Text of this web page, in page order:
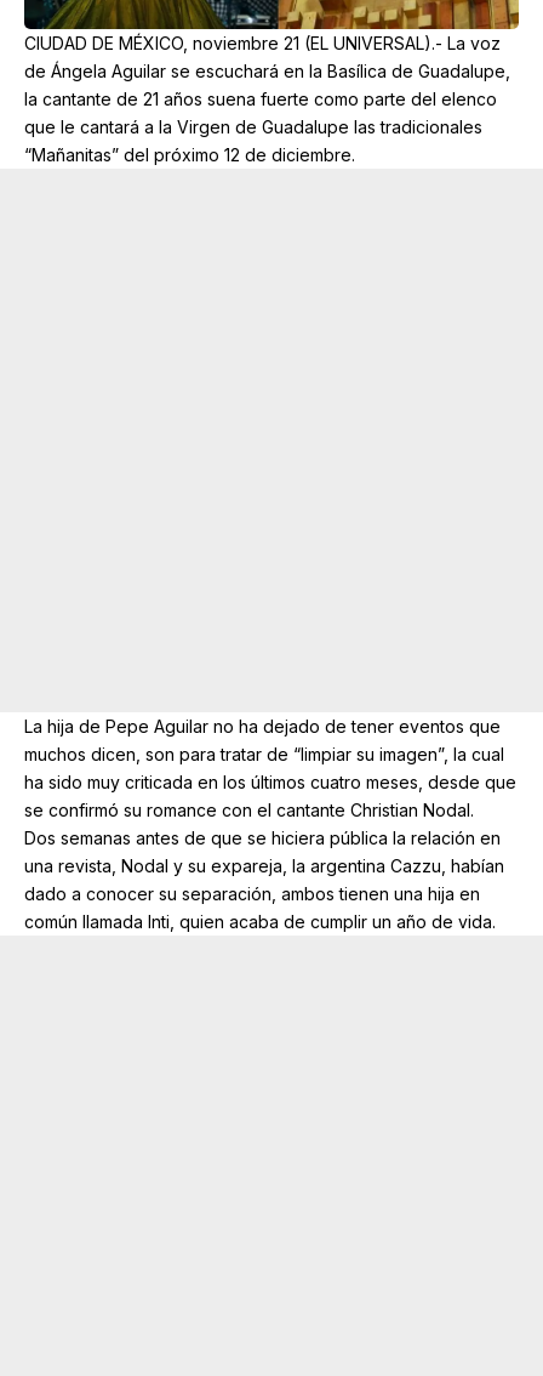
CIUDAD DE MÉXICO, noviembre 21 (EL UNIVERSAL).- La voz
de Ángela Aguilar se escuchará en la Basílica de Guadalupe,
la cantante de 21 años suena fuerte como parte del elenco
que le cantará a la Virgen de Guadalupe las tradicionales
“Mañanitas” del próximo 12 de diciembre.
La hija de Pepe Aguilar no ha dejado de tener eventos que
muchos dicen, son para tratar de “limpiar su imagen”, la cual
ha sido muy criticada en los últimos cuatro meses, desde que
se confirmó su romance con el cantante Christian Nodal.
Dos semanas antes de que se hiciera pública la relación en
una revista, Nodal y su expareja, la argentina Cazzu, habían
dado a conocer su separación, ambos tienen una hija en
común llamada Inti, quien acaba de cumplir un año de vida.